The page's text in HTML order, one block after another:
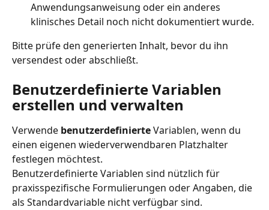
Anwendungsanweisung oder ein anderes
klinisches Detail noch nicht dokumentiert wurde.
Bitte prüfe den generierten Inhalt, bevor du ihn
versendest oder abschließt.
Benutzerdefinierte Variablen
erstellen und verwalten
Verwende benutzerdefinierte Variablen, wenn du
einen eigenen wiederverwendbaren Platzhalter
festlegen möchtest.
Benutzerdefinierte Variablen sind nützlich für
praxisspezifische Formulierungen oder Angaben, die
als Standardvariable nicht verfügbar sind.